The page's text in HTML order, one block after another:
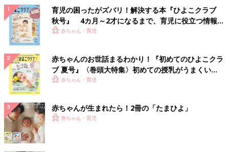
育児の困ったがズバリ！解決する本『ひよこクラブ
秋号』 4カ月～2才になるまで、育児に役立つ情報が
いっぱい！
赤ちゃん・育児
赤ちゃんのお世話まるわかり！『初めてのひよこクラ
ブ 夏号』〈巻頭大特集〉初めての授乳がうまくい
く！ おっぱい・ミルクの基本と夏のトラブル 解決テ
赤ちゃん・育児
赤ちゃんが生まれたら！2冊の「たまひよ」
赤ちゃん・育児